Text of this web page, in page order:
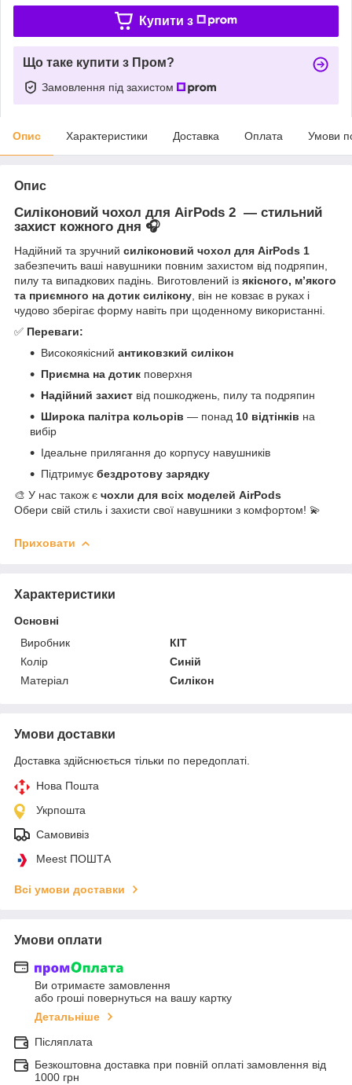
Купити з
Що таке купити з Пром?
Замовлення під захистом
Опис Характеристики Доставка Оплата Умови
Опис
Силіконовий чохол для AirPods 2 — стильний
захист кожного дня 🎧
Надійний та зручний силіконовий чохол для AirPods 1
забезпечить ваші навушники повним захистом від подряпин,
пилу та випадкових падінь. Виготовлений із якісного, м’якого
та приємного на дотик силікону , він не ковзає в руках і
чудово зберігає форму навіть при щоденному використанні.
✅ Переваги:
Високоякісний антиковзкий силікон
Приємна на дотик поверхня
Надійний захист від пошкоджень, пилу та подряпин
Широка палітра кольорів — понад 10 відтінків на
вибір
Ідеальне прилягання до корпусу навушників
Підтримує бездротову зарядку
🎨 У нас також є чохли для всіх моделей AirPods
Обери свій стиль і захисти свої навушники з комфортом! 💫
Приховати
Характеристики
Основні
Виробник
КІТ
Колір
Синій
Матеріал
Силікон
Умови доставки
Доставка здійснюється тільки по передоплаті.
Нова Пошта
Укрпошта
Самовивіз
Meest ПОШТА
Всі умови доставки
Умови оплати
Ви отримаєте замовлення
або гроші повернуться на вашу картку
Детальніше
Післяплата
Безкоштовна доставка при повній оплаті замовлення від
1000 грн